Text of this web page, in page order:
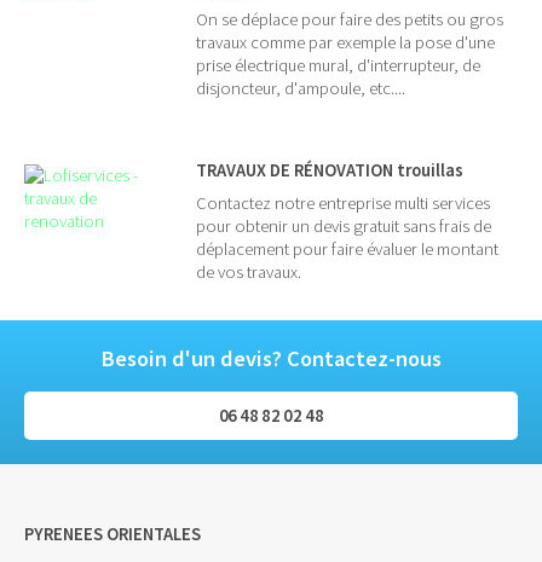
On se déplace pour faire des petits ou gros
travaux comme par exemple la pose d'une
prise électrique mural, d'interrupteur, de
disjoncteur, d'ampoule, etc....
TRAVAUX DE RÉNOVATION trouillas
Contactez notre entreprise multi services
pour obtenir un devis gratuit sans frais de
déplacement pour faire évaluer le montant
de vos travaux.
Besoin d'un devis? Contactez-nous
06 48 82 02 48
PYRENEES ORIENTALES